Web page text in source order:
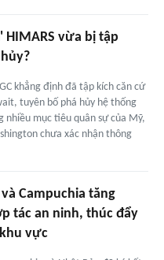
HIMARS vừa bị tập
khẳng định đã tập kích căn cứ
tuyên bố phá hủy hệ thống
nhiều mục tiêu quân sự của Mỹ,
chưa xác nhận thông
Campuchia tăng
tác an ninh, thúc đẩy
vực